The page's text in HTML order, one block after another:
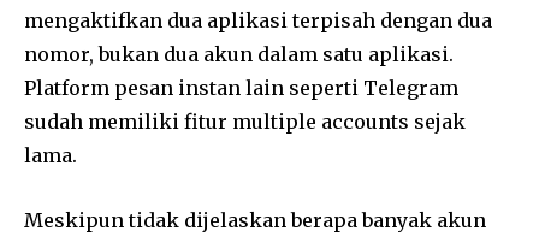
mengaktifkan dua aplikasi terpisah dengan dua
nomor, bukan dua akun dalam satu aplikasi.
Platform pesan instan lain seperti Telegram
sudah memiliki fitur multiple accounts sejak
lama.
Meskipun tidak dijelaskan berapa banyak akun